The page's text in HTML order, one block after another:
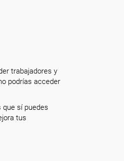
trabajadores y
podrías acceder
sí puedes
tus